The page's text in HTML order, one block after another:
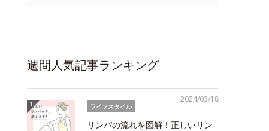
週間人気記事ランキング
2024/03/18
ライフスタイル
リンパの流れを図解！正しいリン